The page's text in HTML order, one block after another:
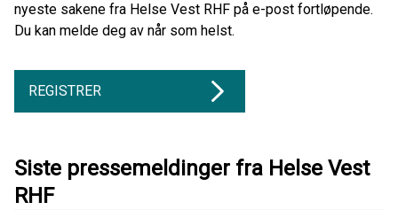
nyeste sakene fra Helse Vest RHF på e-post fortløpende.
Du kan melde deg av når som helst.
REGISTRER
Siste pressemeldinger fra Helse Vest
RHF